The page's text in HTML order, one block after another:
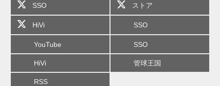
SSO ストア
HiVi SSO
YouTube SSO
HiVi 管球王国
RSS